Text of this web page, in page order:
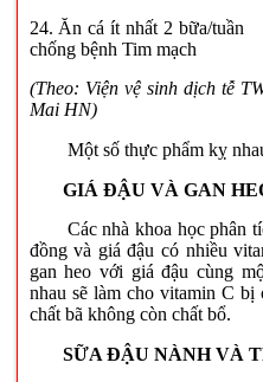
24. Ăn cá ít nhất
chống bệnh Tim mạch
(Theo: Viện vệ sinh dịch tễ
Mai HN)
Một số thực phẩm kỵ nhau
GIÁ ĐẬU VÀ GAN
Các nhà khoa học phân
đồng và giá đậu có nhiều
gan heo với giá đậu cùng
nhau sẽ làm cho vitamin C bị
chất bã không còn chất bổ.
SỮA ĐẬU NÀNH VÀ